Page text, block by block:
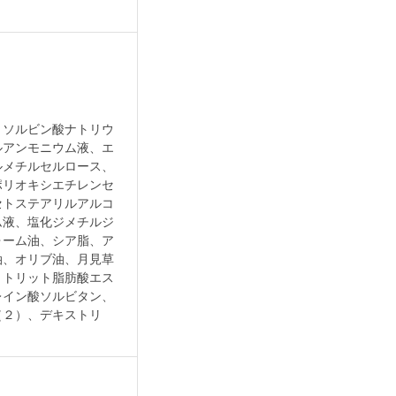
ルビン酸ナトリウ
ンモニウム液、エ
チルセルロース、
オキシエチレンセ
ステアリルアルコ
、塩化ジメチルジ
ム油、シア脂、ア
オリブ油、月見草
リット脂肪酸エス
ン酸ソルビタン、
）、デキストリ